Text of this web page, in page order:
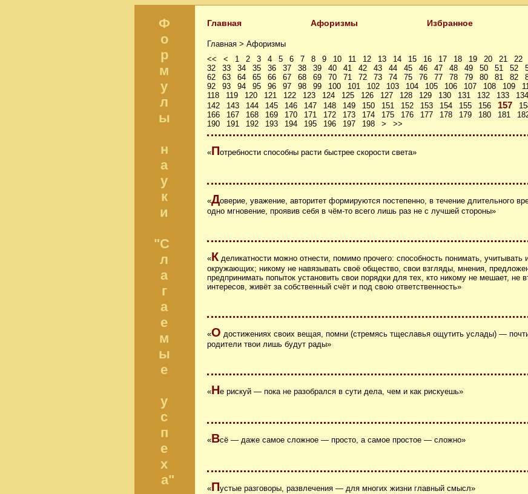
Ф
о
р
м
у
л
ы
н
а
у
к
и
"С
л
а
г
а
е
м
ы
е
у
с
п
е
х
а"
Главная Афоризмы Избранное
Главная > Афоризмы
<<
< 1 2 3 4 5 6 7 8 9 10 11 12 13 14 15 16 17 18 19 20 21 22
32
33 34 35 36 37 38 39 40 41 42 43 44 45 46 47 48 49 50 51 52
62
63 64 65 66 67 68 69 70 71 72 73 74 75 76 77 78 79 80 81 82
92
93 94 95 96 97 98 99 100 101 102 103 104 105 106 107 108 109
118
119 120 121 122 123 124 125 126 127 128 129 130 131 132 133 134
142
143 144 145 146 147 148 149 150 151 152 153 154 155 156 157
166
167 168 169 170 171 172 173 174 175 176 177 178 179 180 181
190
191 192 193 194 195 196 197 198 > >>
«Потребности способны расти быстрее скорости света»
«Доверие, уважение, авторитет формируются постепенно, в течение длительного
одно мгновение, проявив себя в чём-то всего лишь раз не с лучшей стороны»
«К деликатности можно отнести, помимо прочего: способность понимать,
окружающих; никому не навязывать своё общество, свои взгляды, мнения,
предпринимать попыток установить свои порядки для тех, кто никому не мешает, не
интересов, живёт за собственный счёт и под свою ответственность»
«О достижениях своих вещая, помни (стремясь тщеславья ощутить услады) —
родители твои лишь будут рады»
«Не рискуй — пока не разобрался в сути дела, чем и как рискуешь»
«Всё — даже самое сложное — просто, а самое простое — сложно»
«Пустые разговоры, развлечения — для многих жизни главный смысл»